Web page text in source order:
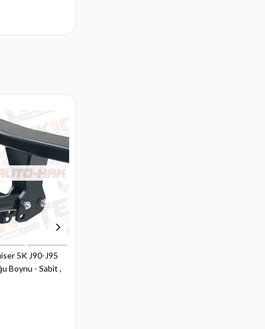
5K J90-J95
Boynu - Sabit ,